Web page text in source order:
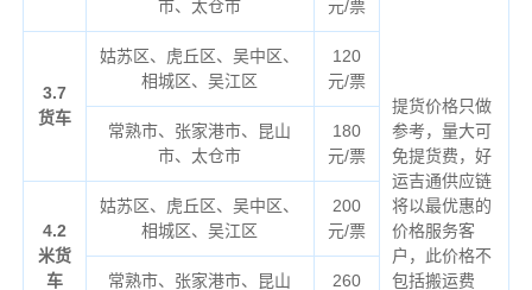
提货价格只做
参考，量大可
免提货费，好
运吉通供应链
将以最优惠的
价格服务客
户，此价格不
包括搬运费
市、太仓市 元/票
3.7
货车
姑苏区、虎丘区、吴中区、
相城区、吴江区
120
元/票
常熟市、张家港市、昆山
市、太仓市
180
元/票
4.2
米货
车
姑苏区、虎丘区、吴中区、
相城区、吴江区
200
元/票
常熟市、张家港市、昆山
260